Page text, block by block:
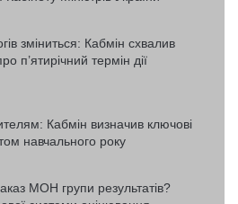
зміниться: Кабмін схвалив
п’ятирічний термін дії
Кабмін визначив ключові
навчального року
МОН групи результатів?